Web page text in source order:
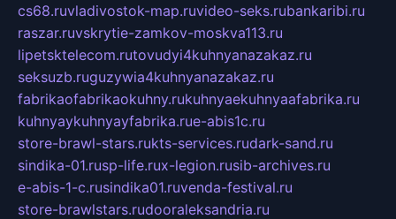
cs68.ruvladivostok-map.ruvideo-seks.rubankaribi.ru
raszar.ruvskrytie-zamkov-moskva113.ru
lipetsktelecom.rutovudyi4kuhnyanazakaz.ru
seksuzb.ruguzywia4kuhnyanazakaz.ru
fabrikaofabrikaokuhny.rukuhnyaekuhnyaafabrika.ru
kuhnyaykuhnyayfabrika.rue-abis1c.ru
store-brawl-stars.rukts-services.rudark-sand.ru
sindika-01.rusp-life.rux-legion.rusib-archives.ru
e-abis-1-c.rusindika01.ruvenda-festival.ru
store-brawlstars.rudooraleksandria.ru